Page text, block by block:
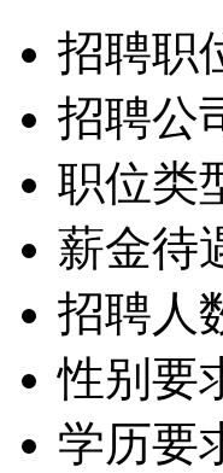
招聘职
招聘公
职位类
薪金待
招聘人
性别要
学历要